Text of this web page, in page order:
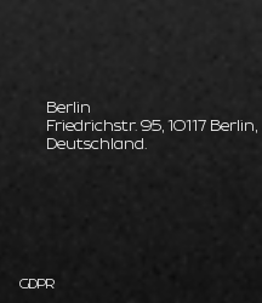
Berlin
Friedrichstr. 95, 10117 Berlin,
Deutschland.
GDPR